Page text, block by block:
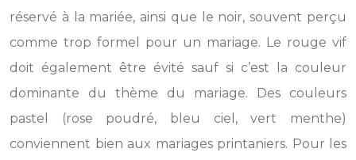
réservé à la mariée, ainsi que le noir, souvent perçu
comme trop formel pour un mariage. Le rouge vif
doit également être évité sauf si c’est la couleur
dominante du thème du mariage. Des couleurs
pastel (rose poudré, bleu ciel, vert menthe)
conviennent bien aux mariages printaniers. Pour les